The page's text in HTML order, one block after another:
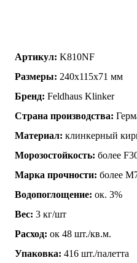
Артикул: K810NF
Размеры: 240х115х71 мм
Бренд: Feldhaus Klinker
Страна производства:
Материал: клинкерный
Морозостойкость: более
Марка прочности: более
Водопоглощение: ок. 3%
Вес: 3 кг/шт
Расход: ок 48 шт./кв.м.
Упаковка: 416 шт./палетта